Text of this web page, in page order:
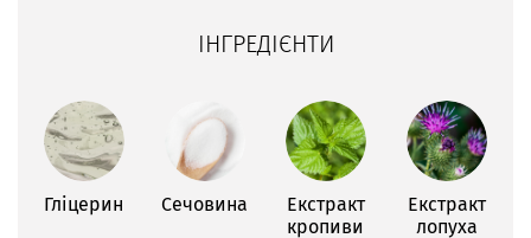
ІНГРЕДІЄНТИ
Гліцерин Сечовина
Екстракт
кропиви
Екстракт
лопуха